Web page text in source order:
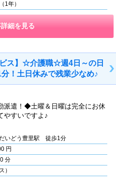
1年）
細を見る
ビス】☆介護職☆週4日～の日
！土日休みで残業少なめ♪
派遣！◆土曜＆日曜は完全にお休
やすいですよ♪
いどう豊里駅 徒歩1分
円
分
）